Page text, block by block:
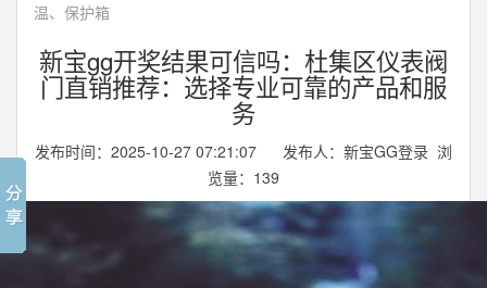
温、保护箱
新宝gg开奖结果可信吗：杜集区仪表阀
门直销推荐：选择专业可靠的产品和服
务
发布时间：2025-10-27 07:21:07 发布人：新宝GG登录 浏
览量： 139